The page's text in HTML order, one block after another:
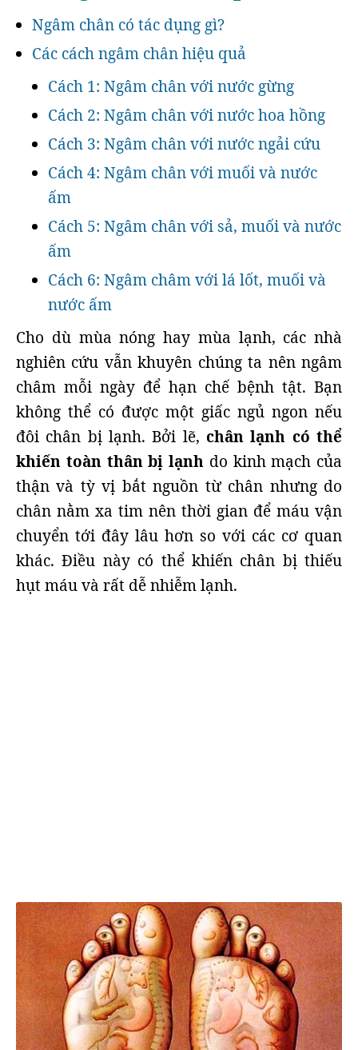
Ngâm chân có tác dụng gì?
Các cách ngâm chân hiệu quả
Cách 1: Ngâm chân với nước gừng
Cách 2: Ngâm chân với nước hoa hồng
Cách 3: Ngâm chân với nước ngải cứu
Cách 4: Ngâm chân với muối và nước
ấm
Cách 5: Ngâm chân với sả, muối và nước
ấm
Cách 6: Ngâm châm với lá lốt, muối và
nước ấm
Cho dù mùa nóng hay mùa lạnh, các nhà
nghiên cứu vẫn khuyên chúng ta nên ngâm
châm mỗi ngày để hạn chế bệnh tật. Bạn
không thể có được một giấc ngủ ngon nếu
đôi chân bị lạnh. Bởi lẽ, chân lạnh có thể
khiến toàn thân bị lạnh do kinh mạch của
thận và tỳ vị bắt nguồn từ chân nhưng do
chân nằm xa tim nên thời gian để máu vận
chuyển tới đây lâu hơn so với các cơ quan
khác. Điều này có thể khiến chân bị thiếu
hụt máu và rất dễ nhiễm lạnh.